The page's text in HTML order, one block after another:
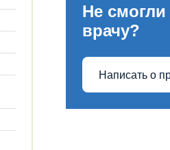
Не смогли
врачу?
Написать о